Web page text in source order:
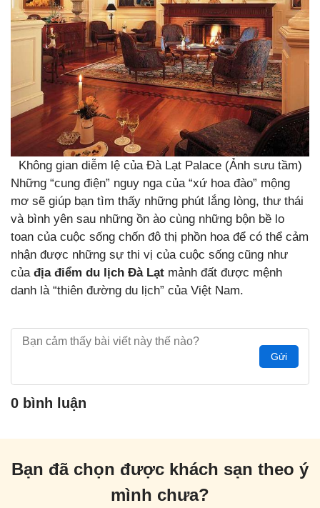
Không gian diễm lệ của Đà Lạt Palace (Ảnh sưu tầm)
Những “cung điện” nguy nga của “xứ hoa đào” mộng
mơ sẽ giúp bạn tìm thấy những phút lắng lòng, thư thái
và bình yên sau những ồn ào cùng những bộn bề lo
toan của cuộc sống chốn đô thị phồn hoa để có thể cảm
nhận được những sự thi vị của cuộc sống cũng như
của địa điểm du lịch Đà Lạt mảnh đất được mệnh
danh là “thiên đường du lịch” của Việt Nam.
Gửi
0 bình luận
Bạn đã chọn được khách sạn theo ý
mình chưa?